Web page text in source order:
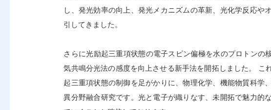
し、発光効率の向上、発光メカニズムの革新、光化学反応や
引してきました。
さらに光励起三重項状態の電子スピン偏極を水のプロトンの
気共鳴分光法の感度を向上させる新手法を開拓しました。 こ
起三重項状態の制御を足がかりに、物理化学、機能物質科学
異分野融合研究です。光と電子が織りなす、未開拓で魅力的